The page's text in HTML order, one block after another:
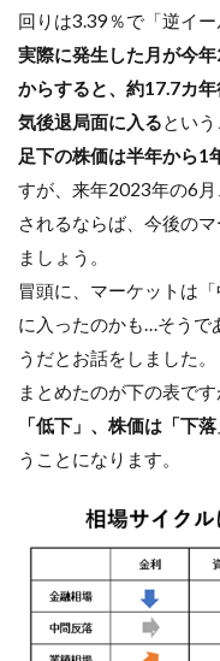
回りは3.39％で「逆イー
実際に発生した月が今
からすると、約17.7カ
気後退局面に入るとい
足下の株価は半年から1
すが、来年2023年の6
されるならば、今後の
ましょう。
冒頭に、マーケットは
に入ったのかも…そうで
うだとお話をしました。
まとめたのが下の表です
「低下」、株価は「下
うことになります。